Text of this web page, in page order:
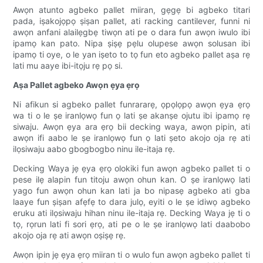
Awọn atunto agbeko pallet miiran, gẹgẹ bi agbeko titari
pada, iṣakojọpọ ṣiṣan pallet, ati racking cantilever, funni ni
awọn anfani alailẹgbẹ tiwọn ati pe o dara fun awọn iwulo ibi
ipamọ kan pato. Nipa ṣiṣẹ pẹlu olupese awọn solusan ibi
ipamọ ti oye, o le yan iṣeto to tọ fun eto agbeko pallet aṣa rẹ
lati mu aaye ibi-itọju rẹ pọ si.
Aṣa Pallet agbeko Awọn ẹya ẹrọ
Ni afikun si agbeko pallet funrararẹ, ọpọlọpọ awọn ẹya ẹrọ
wa ti o le ṣe iranlọwọ fun ọ lati ṣe akanṣe ojutu ibi ipamọ rẹ
siwaju. Awọn ẹya ara ẹrọ bii decking waya, awọn pipin, ati
awọn ifi aabo le ṣe iranlọwọ fun ọ lati ṣeto akojo oja rẹ ati
ilọsiwaju aabo gbogbogbo ninu ile-itaja rẹ.
Decking Waya jẹ ẹya ẹrọ olokiki fun awọn agbeko pallet ti o
pese ilẹ alapin fun titoju awọn ohun kan. O ṣe iranlọwọ lati
yago fun awọn ohun kan lati ja bo nipasẹ agbeko ati gba
laaye fun ṣiṣan afẹfẹ to dara julọ, eyiti o le ṣe idiwọ agbeko
eruku ati ilọsiwaju hihan ninu ile-itaja rẹ. Decking Waya jẹ ti o
tọ, rọrun lati fi sori ẹrọ, ati pe o le ṣe iranlọwọ lati daabobo
akojo oja rẹ ati awọn oṣiṣẹ rẹ.
Awọn ipin jẹ ẹya ẹrọ miiran ti o wulo fun awọn agbeko pallet ti